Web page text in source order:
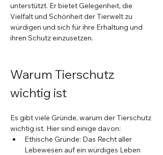
unterstützt. Er bietet Gelegenheit, die
Vielfalt und Schönheit der Tierwelt zu
würdigen und sich für ihre Erhaltung und
ihren Schutz einzusetzen.
Warum Tierschutz
wichtig ist
Es gibt viele Gründe, warum der Tierschutz
wichtig ist. Hier sind einige davon:
Ethische Gründe: Das Recht aller
Lebewesen auf ein würdiges Leben